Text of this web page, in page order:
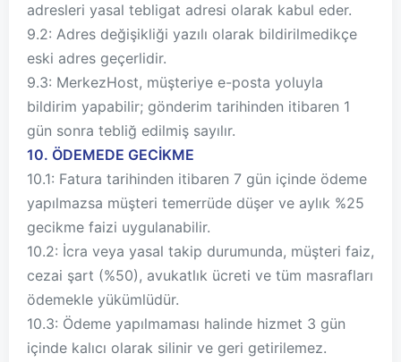
adresleri yasal tebligat adresi olarak kabul eder.
9.2: Adres değişikliği yazılı olarak bildirilmedikçe
eski adres geçerlidir.
9.3: MerkezHost, müşteriye e-posta yoluyla
bildirim yapabilir; gönderim tarihinden itibaren 1
gün sonra tebliğ edilmiş sayılır.
10. ÖDEMEDE GECİKME
10.1: Fatura tarihinden itibaren 7 gün içinde ödeme
yapılmazsa müşteri temerrüde düşer ve aylık %25
gecikme faizi uygulanabilir.
10.2: İcra veya yasal takip durumunda, müşteri faiz,
cezai şart (%50), avukatlık ücreti ve tüm masrafları
ödemekle yükümlüdür.
10.3: Ödeme yapılmaması halinde hizmet 3 gün
içinde kalıcı olarak silinir ve geri getirilemez.